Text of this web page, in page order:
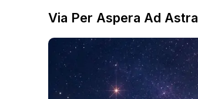
Via Per Aspera Ad Astra